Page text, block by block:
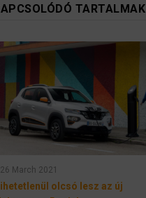
TARTALMAK
26 March 2021
olcsó lesz az új